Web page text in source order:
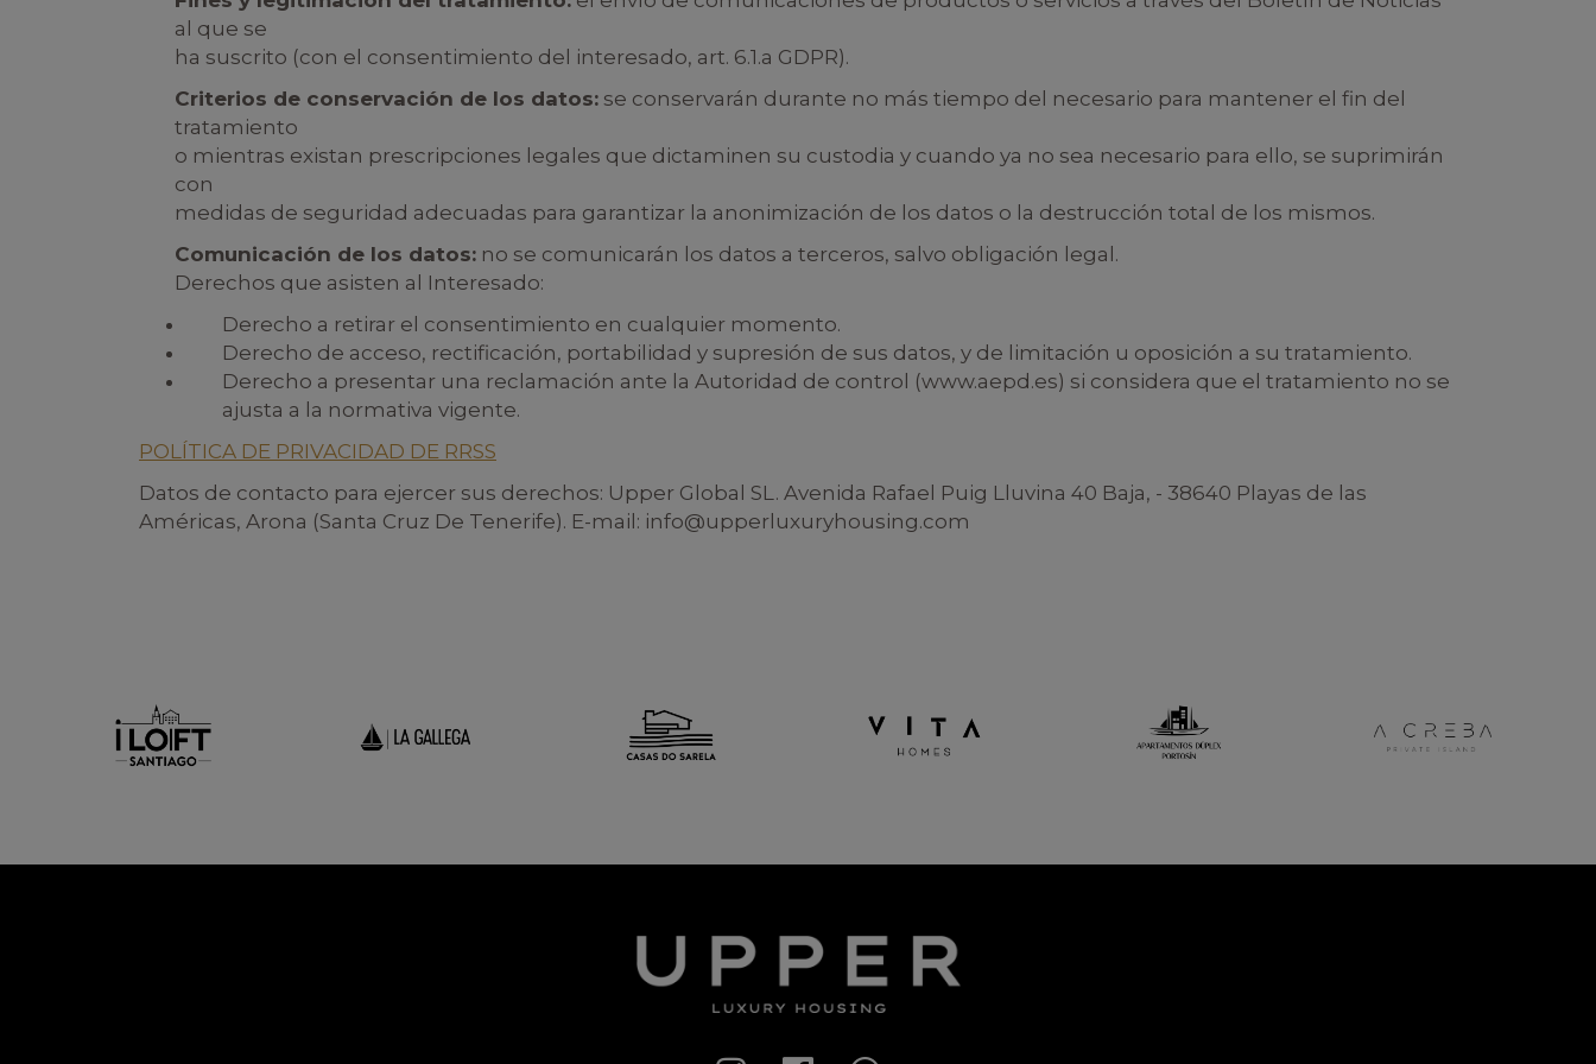
al que se
ha suscrito (con el consentimiento del interesado, art. 6.1.a GDPR).
Criterios de conservación de los datos: se conservarán durante no más tiempo del necesario para mantener el fin del
tratamiento
o mientras existan prescripciones legales que dictaminen su custodia y cuando ya no sea necesario para ello, se suprimirán
con
medidas de seguridad adecuadas para garantizar la anonimización de los datos o la destrucción total de los mismos.
Comunicación de los datos: no se comunicarán los datos a terceros, salvo obligación legal.
Derechos que asisten al Interesado:
Derecho a retirar el consentimiento en cualquier momento.
Derecho de acceso, rectificación, portabilidad y supresión de sus datos, y de limitación u oposición a su tratamiento.
Derecho a presentar una reclamación ante la Autoridad de control (www.aepd.es) si considera que el tratamiento no se
ajusta a la normativa vigente.
POLÍTICA DE PRIVACIDAD DE RRSS
Datos de contacto para ejercer sus derechos: Upper Global SL. Avenida Rafael Puig Lluvina 40 Baja, - 38640 Playas de las
Américas, Arona (Santa Cruz De Tenerife). E-mail: info@upperluxuryhousing.com